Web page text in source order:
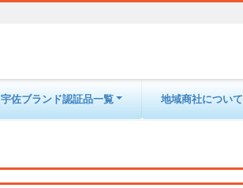
宇佐ブランド認証品一覧 地域商社について